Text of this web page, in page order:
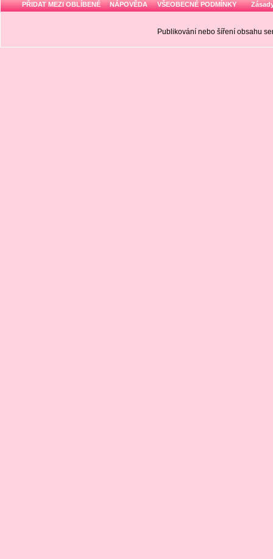
PŘIDAT MEZI OBLÍBENÉ NÁPOVĚDA VŠEOBECNÉ PODMÍNKY
Publikování nebo šíření obsahu